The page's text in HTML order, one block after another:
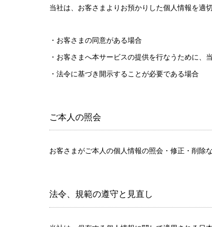
当社は、お客さまよりお預かりした個人情報を適
・お客さまの同意がある場合
・お客さまへ本サービスの提供を行なうために
・法令に基づき開示することが必要である場合
ご本人の照会
お客さまがご本人の個人情報の照会・修正・削除
法令、規範の遵守と見直し